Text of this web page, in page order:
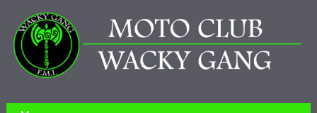
Salta al contenuto